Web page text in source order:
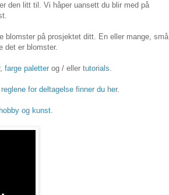
den litt til. Vi håper uansett du blir med på
blomster på prosjektet ditt. En eller mange, små
det er blomster.
, farge paletter og / eller tutorials.
reglene for deltagelse finner du her.
og kunst.